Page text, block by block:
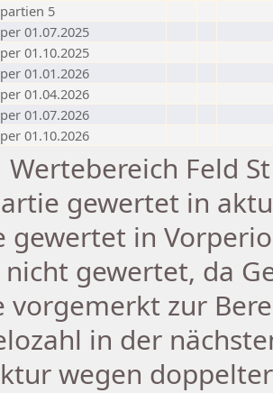
5
01.07.2025
01.10.2025
01.01.2026
01.04.2026
01.07.2026
01.10.2026
Wertebereich Feld
gewertet in
gewertet in
nicht gewertet, da
vorgemerkt zur
in der
wegen